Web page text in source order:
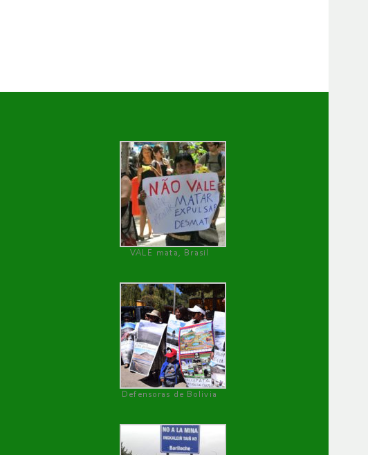
VALE mata, Brasil
Defensoras de Bolivia